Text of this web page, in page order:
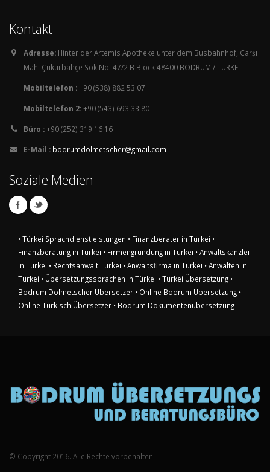
Kontakt
Adresse: Hinter der Artemis Apotheke unter dem Busbahnhof, Çarşı
Mah. Çukurbahçe Sok No. 47/2 B Block 48400 BODRUM / TÜRKEI
Mobiltelefon :+90 (538) 882 53 07
Mobiltelefon 2:+90 (543) 693 33 80
Büro :+90 (252) 319 16 16
E-Mail : bodrumdolmetscher@gmail.com
Soziale Medien
• Türkei Sprachdienstleistungen • Finanzberater in Türkei •
Finanzberatung in Türkei • Firmengründung in Türkei • Anwaltskanzlei
in Türkei • Rechtsanwalt Türkei • Anwaltsfirma in Türkei • Anwälten in
Türkei • Übersetzungssprachen in Türkei • Türkei Übersetzung •
Bodrum Dolmetscher Übersetzer • Online Bodrum Übersetzung •
Online Türkisch Übersetzer • Bodrum Dokumentenübersetzung
© Copyright 2016. Alle Rechte vorbehalten